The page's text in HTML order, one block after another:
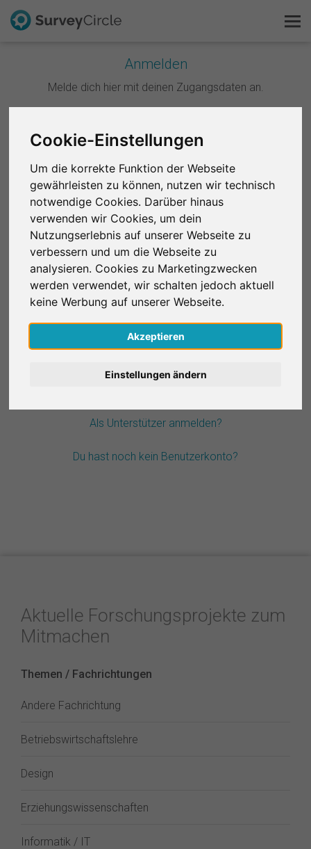
Cookie-Einstellungen
Um die korrekte Funktion der Webseite
gewährleisten zu können, nutzen wir technisch
notwendige Cookies. Darüber hinaus
verwenden wir Cookies, um dein
Nutzungserlebnis auf unserer Webseite zu
verbessern und um die Webseite zu
analysieren. Cookies zu Marketingzwecken
werden verwendet, wir schalten jedoch aktuell
keine Werbung auf unserer Webseite.
Akzeptieren
Einstellungen ändern
Anmelden
Melde dich hier mit deinen Zugangsdaten an.
Weiter mit Google
Weiter mit Facebook
ODER
E-Mail
Passwort*
Passwort vergessen?
Als Unterstützer anmelden?
Du hast noch kein Benutzerkonto?
Aktuelle Forschungsprojekte zum
Mitmachen
Themen / Fachrichtungen
Andere Fachrichtung
Betriebswirtschaftslehre
Design
Erziehungswissenschaften
Informatik / IT
Das ist SurveyCircle
FAQ
Kostenlos registrieren
Anmelden
Nederlands